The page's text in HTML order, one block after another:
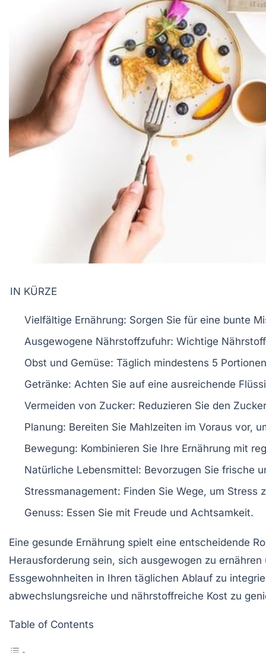
IN KÜRZE
Vielfältige Ernährung: Sorgen Sie für eine bunte
Ausgewogene Nährstoffzufuhr: Wichtige
Obst und Gemüse: Täglich mindestens 5 Portionen
Getränke: Achten Sie auf eine ausreichende
Vermeiden von Zucker: Reduzieren Sie den
Planung: Bereiten Sie Mahlzeiten im Voraus vor,
Bewegung: Kombinieren Sie Ihre Ernährung mit
Natürliche Lebensmittel: Bevorzugen Sie frische
Stressmanagement: Finden Sie Wege, um Stress
Genuss: Essen Sie mit Freude und Achtsamkeit.
Eine gesunde Ernährung spielt eine entscheidende
Herausforderung sein, sich ausgewogen zu
Essgewohnheiten in Ihren täglichen Ablauf zu
abwechslungsreiche und nährstoffreiche Kost zu
Table of Contents